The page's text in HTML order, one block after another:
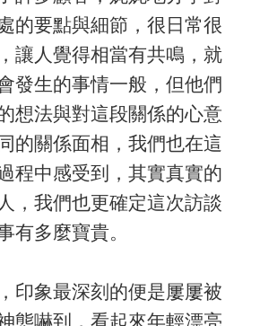
的要點與細節，很日常很
讓人覺得相當有共鳴，就
發生的事情一般，但他們
想法與對這段關係的心意
的關係面相，我們也在這
程中感受到，其實真實的
，我們也更確定這次訪談
有多麼寶貴。
印象最深刻的便是屢屢被
態嚇到，看起來年輕漂亮